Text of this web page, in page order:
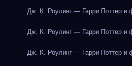
Дж. К. Роулинг — Гарри Поттер и
Дж. К. Роулинг — Гарри Поттер и
Дж. К. Роулинг — Гарри Поттер и